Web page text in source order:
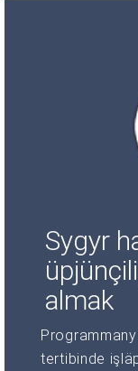
Sygyr
almak
tertibinde